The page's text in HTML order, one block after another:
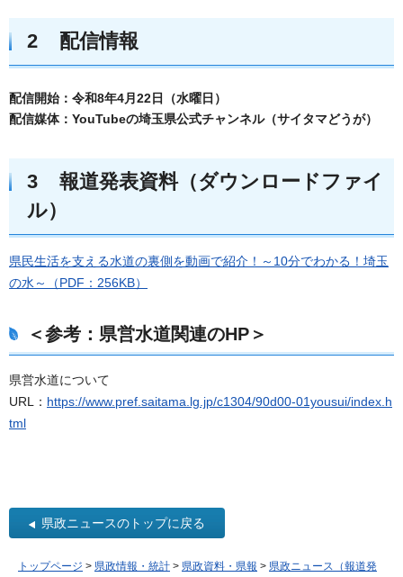
2 配信情報
配信開始：令和8年4月22日（水曜日）
配信媒体：YouTubeの埼玉県公式チャンネル（サイタマどうが）
3 報道発表資料（ダウンロードファイ
ル）
県民生活を支える水道の裏側を動画で紹介！～10分でわかる！埼玉
の水～（PDF：256KB）
＜参考：県営水道関連のHP＞
県営水道について
URL： https://www.pref.saitama.lg.jp/c1304/90d00-01yousui/index.h
tml
県政ニュースのトップに戻る
トップページ > 県政情報・統計 > 県政資料・県報 > 県政ニュース（報道発